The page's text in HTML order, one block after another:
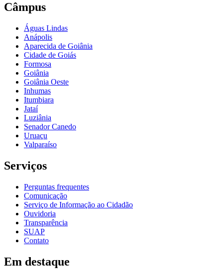
Câmpus
Águas Lindas
Anápolis
Aparecida de Goiânia
Cidade de Goiás
Formosa
Goiânia
Goiânia Oeste
Inhumas
Itumbiara
Jataí
Luziânia
Senador Canedo
Uruaçu
Valparaíso
Serviços
Perguntas frequentes
Comunicação
Serviço de Informação ao Cidadão
Ouvidoria
Transparência
SUAP
Contato
Em destaque